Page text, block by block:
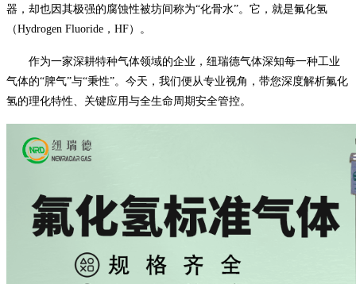
器，却也因其极强的腐蚀性被坊间称为“化骨水”。它，就是氟化氢
（Hydrogen Fluoride，HF）。
作为一家深耕特种气体领域的企业，纽瑞德气体深知每一种工业
气体的“脾气”与“秉性”。今天，我们便从专业视角，带您深度解析氟化
氢的理化特性、关键应用与全生命周期安全管控。